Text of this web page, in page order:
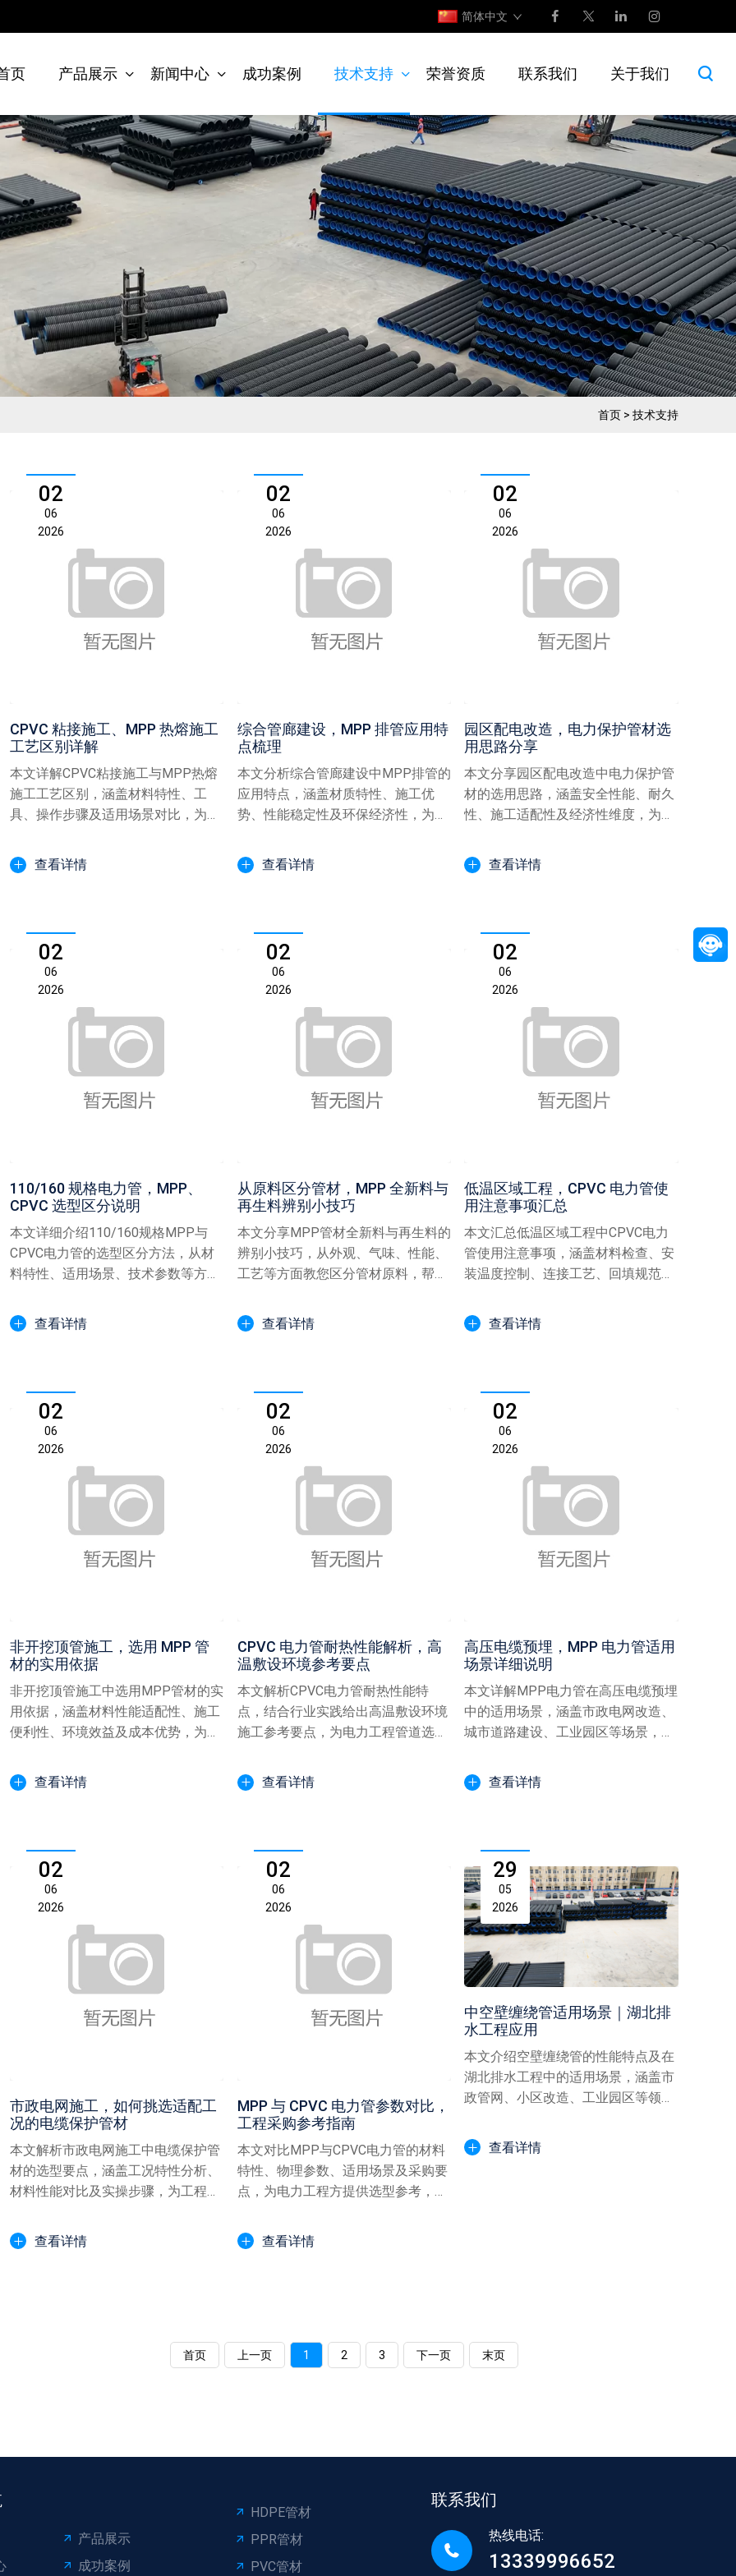
简体中文
页 产品展示 新闻中心 成功案例 技术支持 荣誉资质 联系我们 关于我们
首页 > 技术支持
02
06
2026
CPVC 粘接施工、MPP 热熔施工
工艺区别详解
本文详解CPVC粘接施工与MPP热熔
施工工艺区别，涵盖材料特性、工
具、操作步骤及适用场景对比，为管
查看详情
02
06
2026
综合管廊建设，MPP 排管应用特
点梳理
本文分析综合管廊建设中MPP排管的
应用特点，涵盖材质特性、施工优
势、性能稳定性及环保经济性，为地
查看详情
02
06
2026
园区配电改造，电力保护管材选
用思路分享
本文分享园区配电改造中电力保护管
材的选用思路，涵盖安全性能、耐久
性、施工适配性及经济性维度，为电
查看详情
02
06
2026
110/160 规格电力管，MPP、
CPVC 选型区分说明
本文详细介绍110/160规格MPP与
CPVC电力管的选型区分方法，从材
料特性、适用场景、技术参数等方面
查看详情
02
06
2026
从原料区分管材，MPP 全新料与
再生料辨别小技巧
本文分享MPP管材全新料与再生料的
辨别小技巧，从外观、气味、性能、
工艺等方面教您区分管材原料，帮助
查看详情
02
06
2026
低温区域工程，CPVC 电力管使
用注意事项汇总
本文汇总低温区域工程中CPVC电力
管使用注意事项，涵盖材料检查、安
装温度控制、连接工艺、回填规范及
查看详情
02
06
2026
非开挖顶管施工，选用 MPP 管
材的实用依据
非开挖顶管施工中选用MPP管材的实
用依据，涵盖材料性能适配性、施工
便利性、环境效益及成本优势，为市
查看详情
02
06
2026
CPVC 电力管耐热性能解析，高
温敷设环境参考要点
本文解析CPVC电力管耐热性能特
点，结合行业实践给出高温敷设环境
施工参考要点，为电力工程管道选择
查看详情
02
06
2026
高压电缆预埋，MPP 电力管适用
场景详细说明
本文详解MPP电力管在高压电缆预埋
中的适用场景，涵盖市政电网改造、
城市道路建设、工业园区等场景，介
查看详情
02
06
2026
市政电网施工，如何挑选适配工
况的电缆保护管材
本文解析市政电网施工中电缆保护管
材的选型要点，涵盖工况特性分析、
材料性能对比及实操步骤，为工程人
查看详情
02
06
2026
MPP 与 CPVC 电力管参数对比，
工程采购参考指南
本文对比MPP与CPVC电力管的材料
特性、物理参数、适用场景及采购要
点，为电力工程方提供选型参考，助
查看详情
29
05
2026
中空壁缠绕管适用场景｜湖北排
水工程应用
本文介绍空壁缠绕管的性能特点及在
湖北排水工程中的适用场景，涵盖市
政管网、小区改造、工业园区等领
查看详情
首页 上一页 1 2 3 下一页 末页
产品展示
成功案例
HDPE管材
PPR管材
PVC管材
联系我们
热线电话:
13339996652